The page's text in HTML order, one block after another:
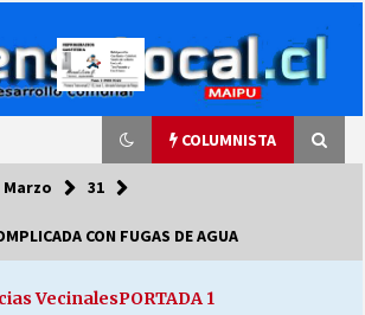
COLUMNISTA
cuándo van a bajar?
Marzo 31
CON FUGAS DE AGUA
VecinalesPORTADA 1